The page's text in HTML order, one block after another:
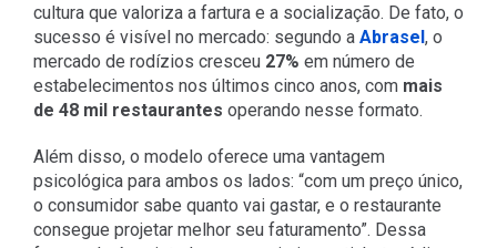
cultura que valoriza a fartura e a socialização. De fato, o
sucesso é visível no mercado: segundo a Abrasel, o
mercado de rodízios cresceu 27% em número de
estabelecimentos nos últimos cinco anos, com mais
de 48 mil restaurantes operando nesse formato.
Além disso, o modelo oferece uma vantagem
psicológica para ambos os lados: “com um preço único,
o consumidor sabe quanto vai gastar, e o restaurante
consegue projetar melhor seu faturamento”. Dessa